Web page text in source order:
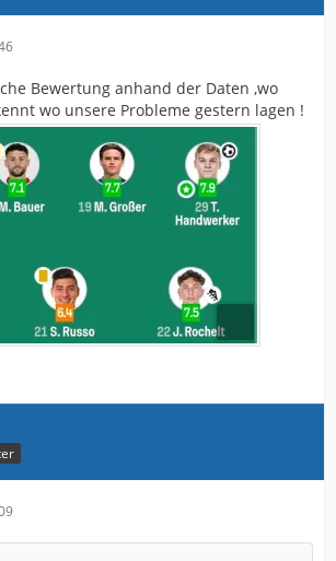
Bewertung anhand der Daten ,wo
wo unsere Probleme gestern lagen !